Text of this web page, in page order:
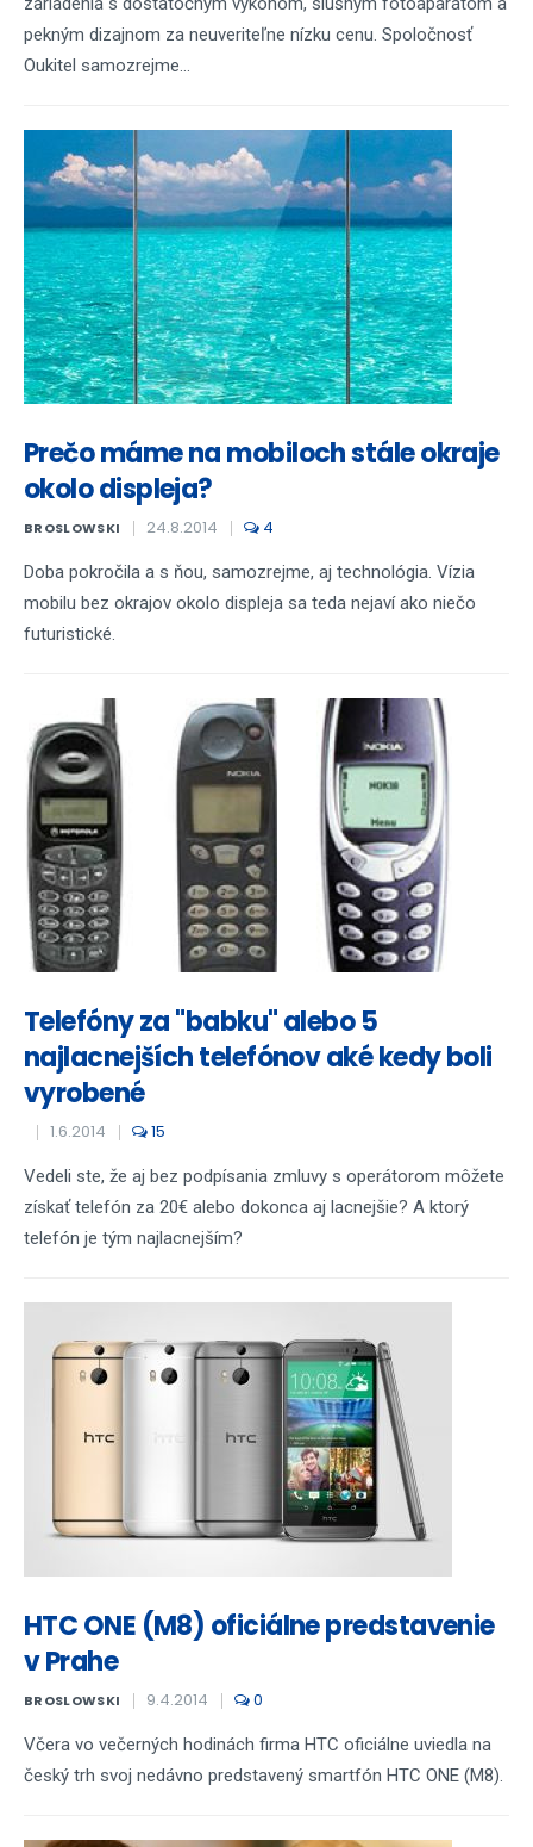
pekným dizajnom za neuveriteľne nízku cenu. Spoločnosť
Oukitel samozrejme...
Prečo máme na mobiloch stále okraje
okolo displeja?
BROSLOWSKI 24.8.2014 4
Doba pokročila a s ňou, samozrejme, aj technológia. Vízia
mobilu bez okrajov okolo displeja sa teda nejaví ako niečo
futuristické.
Telefóny za "babku" alebo 5
najlacnejších telefónov aké kedy boli
vyrobené
1.6.2014 15
Vedeli ste, že aj bez podpísania zmluvy s operátorom môžete
získať telefón za 20€ alebo dokonca aj lacnejšie? A ktorý
telefón je tým najlacnejším?
HTC ONE (M8) oficiálne predstavenie
v Prahe
BROSLOWSKI 9.4.2014 0
Včera vo večerných hodinách firma HTC oficiálne uviedla na
český trh svoj nedávno predstavený smartfón HTC ONE (M8).